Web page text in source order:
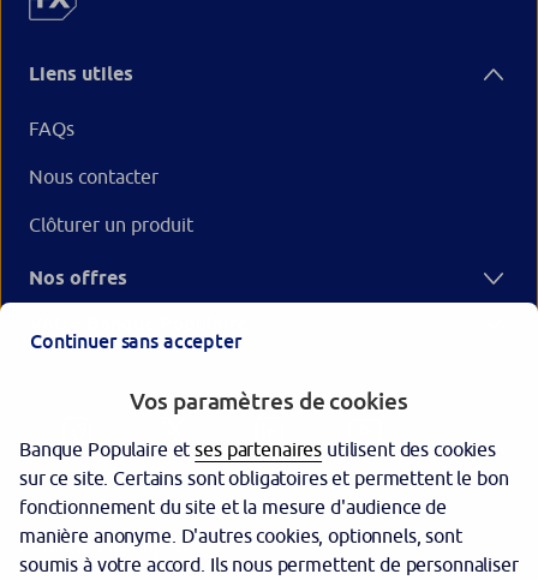
Liens utiles
FAQs
Nous contacter
Clôturer un produit
Nos offres
Garantie des dépôts
Continuer sans accepter
Vos paramètres de cookies
Banque Populaire etses partenaires utilisent des cookies
sur ce site. Certains sont obligatoires et permettent le bon
fonctionnement du site et la mesure d'audience de
manière anonyme. D'autres cookies, optionnels, sont
soumis à votre accord. Ils nous permettent de personnaliser